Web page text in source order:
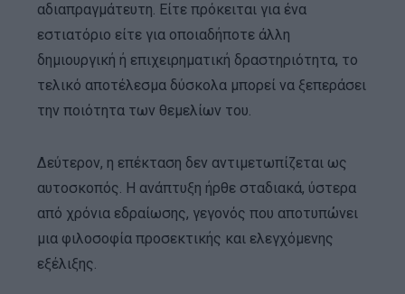
αδιαπραγμάτευτη. Είτε πρόκειται για ένα
εστιατόριο είτε για οποιαδήποτε άλλη
δημιουργική ή επιχειρηματική δραστηριότητα, το
τελικό αποτέλεσμα δύσκολα μπορεί να ξεπεράσει
την ποιότητα των θεμελίων του.
Δεύτερον, η επέκταση δεν αντιμετωπίζεται ως
αυτοσκοπός. Η ανάπτυξη ήρθε σταδιακά, ύστερα
από χρόνια εδραίωσης, γεγονός που αποτυπώνει
μια φιλοσοφία προσεκτικής και ελεγχόμενης
εξέλιξης.